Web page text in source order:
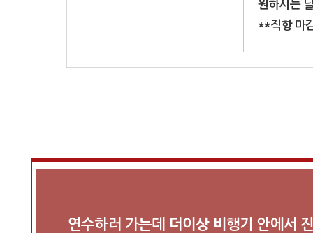
원하시는
**직항 마
연수하러 가는데 더이상 비행기 안에서